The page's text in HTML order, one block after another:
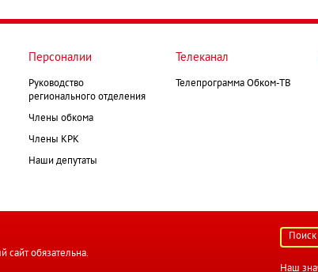
Персоналии
Руководство
регионального отделения
Члены обкома
Члены КРК
Наши депутаты
Телеканал
Телепрограмма Обком-ТВ
сайт обязательна.
Наш